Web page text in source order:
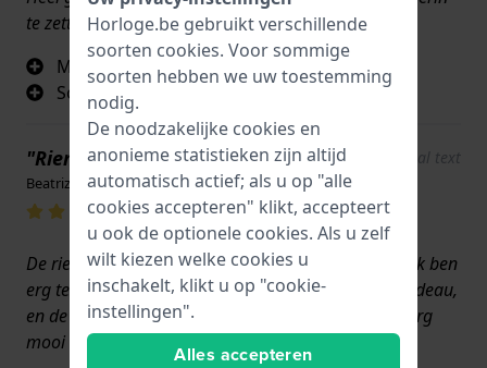
te zetten
Mooie kleur
Soepel leer
"Riem AES3793" Show original text
Beatriz Aviñó · 17 juni 2022
De riem kwam in perfecte staat en op tijd aan, dus ik ben
erg tevreden met de bestelling. Het was voor een cadeau,
en de verpakking was erg mooi. Het bandje is ook erg
mooi en elegant.
Horloge.be gebruikt verschillende
soorten cookies. Voor sommige
soorten hebben we uw toestemming
nodig.
De noodzakelijke cookies en
anonieme statistieken zijn altijd
automatisch actief; als u op "alle
cookies accepteren" klikt, accepteert
u ook de optionele cookies. Als u zelf
wilt kiezen welke cookies u
inschakelt, klikt u op "cookie-
instellingen".
Alles accepteren